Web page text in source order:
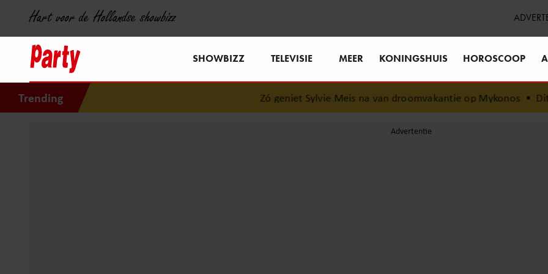
Hart voor de Hollandse showbizz
SHOWBIZZ TELEVISIE MEER KONINGSHUIS HOROSCOOP
Trending Zó geniet Sylvie Meis na van droomvakantie op Mykonos•Dit